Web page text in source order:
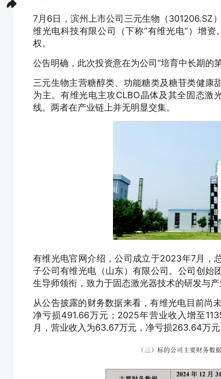
7月6日，滨州上市公司三元生物（301206.SZ
维光电科技有限公司（下称“有维光电”）增
权。
公告明确，此次投资意在为公司“培育中长期的
三元生物主营糖醇类、功能糖类及糖苷类健康
为主。有维光电主攻CLBO晶体及其全固态激
线。两者在产业链上并无明显交集。
有维光电官网介绍，公司成立于2023年7月，
子公司有维光电（山东）有限公司。公司创始
生导师领衔，致力于固态激光器技术的研发与
从公告披露的财务数据来看，有维光电目前
净亏损491.66万元；2025年营业收入增至
月，营业收入为63.67万元，净亏损263.64万